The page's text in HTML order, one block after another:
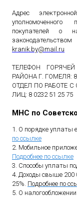
Адрес
покупателей о
kranik by@mail ru
ТЕЛЕФОН
РАЙОНА Г. ГОМЕЛЯ: 8
ОТДЕЛ ПО РАБОТЕ
ЛИЦ: 8 0232 51 25 75
МНС по
1. О порядке уплаты
по ссылке
2. Мобильное
Подробнее по ссылке
3. Способы уплаты
4. Доходы свыше 200
25%. Подробнее по
5. О